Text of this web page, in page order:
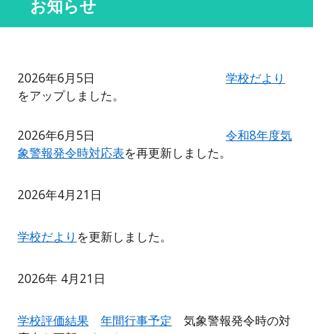
お知らせ
2026年6月5日学校だより
をアップしました。
2026年6月5日令和8年度気
象警報発令時対応表を再更新しました。
2026年4月21 日
学校だより を更新しました。
2026年 4月21日
学校評価結果 年間行事予定 気象警報発令時の対